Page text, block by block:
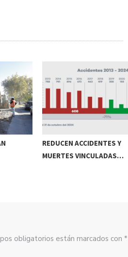
REDUCEN ACCIDENTES Y
MUERTES VINCULADAS…
obligatorios están marcados con *